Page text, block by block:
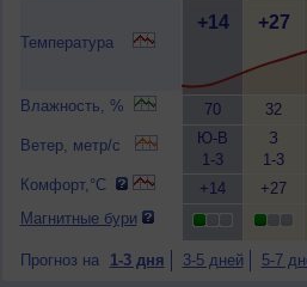
Температура
Влажность, %
Ветер, метр/с
Комфорт,°C
Магнитные бури
+14
70
Ю-В
1-3
+14
+27
32
З
1-3
+27
Прогноз на 1-3 дня 3-5 дней 5-7